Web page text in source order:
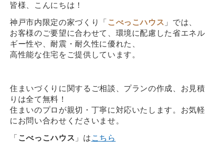
皆様、こんにちは！
神戸市内限定の家づくり「 こべっこハウス 」では、
お客様のご要望に合わせて、環境に配慮した省エネル
ギー性や、耐震・耐久性に優れた、
高性能な住宅をご提供しています。
住まいづくりに関するご相談、プランの作成、お見積
りは全て無料！
住まいのプロが親切・丁寧に対応いたします。お気軽
にお問い合わせくださいませ。
「 こべっこハウス 」は こちら